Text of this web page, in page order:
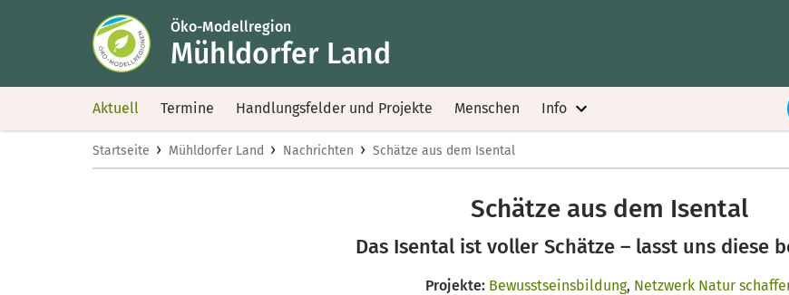
Öko-Modellregion
Mühldorfer Land
Aktuell Termine Handlungsfelder und Projekte Menschen Info
Startseite › Mühldorfer Land › Nachrichten › Schätze aus dem Isental
Schätze aus dem Isental
Das Isental ist voller Schätze – lasst uns diese
Projekte: Bewusstseinsbildung, Netzwerk Natur